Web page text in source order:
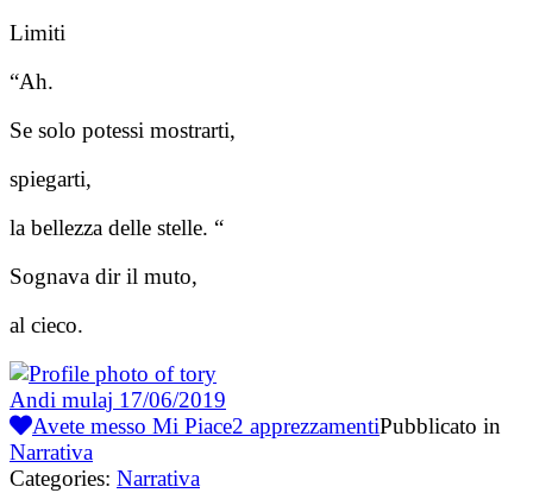
Limiti
“Ah.
Se solo potessi mostrarti,
spiegarti,
la bellezza delle stelle. “
Sognava dir il muto,
al cieco.
Andi mulaj 17/06/2019
Avete messo Mi Piace2 apprezzamentiPubblicato in
Narrativa
Categories: Narrativa